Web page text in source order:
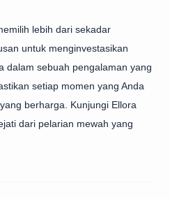
lebih dari sekadar
untuk menginvestasikan
dalam sebuah pengalaman yang
setiap momen yang Anda
berharga. Kunjungi Ellora
dari pelarian mewah yang